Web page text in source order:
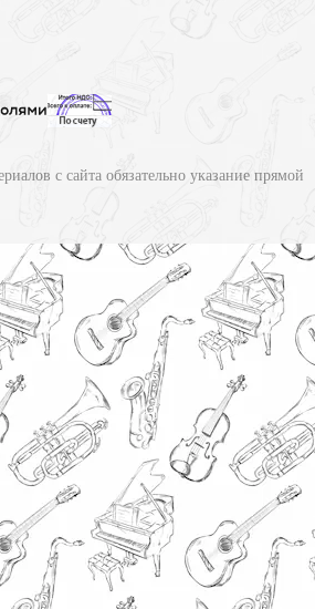
с сайта обязательно указание прямой